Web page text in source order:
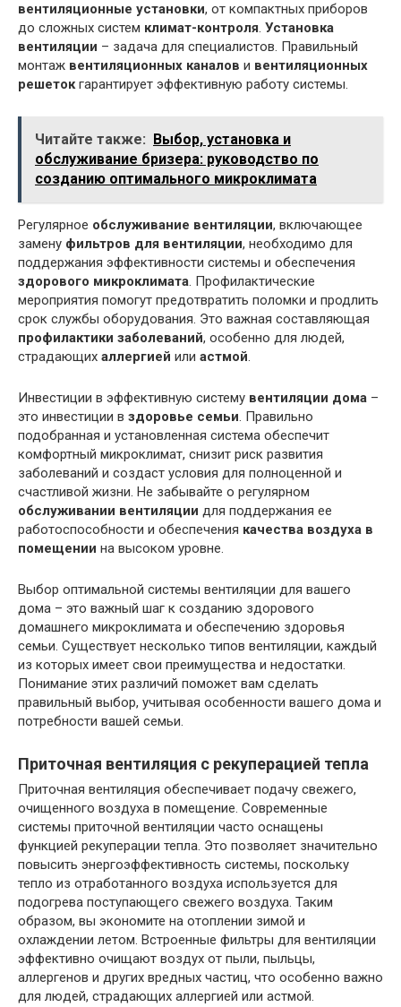
вентиляционные установки, от компактных приборов
до сложных систем климат-контроля. Установка
вентиляции – задача для специалистов. Правильный
монтаж вентиляционных каналов и вентиляционных
решетокгарантирует эффективную работу системы.
Читайте также: Выбор, установка и
обслуживание бризера: руководство по
созданию оптимального микроклимата
Регулярное обслуживание вентиляции, включающее
замену фильтров для вентиляции, необходимо для
поддержания эффективности системы и обеспечения
здорового микроклимата. Профилактические
мероприятия помогут предотвратить поломки и продлить
срок службы оборудования. Это важная составляющая
профилактики заболеваний, особенно для людей,
страдающих аллергией или астмой.
Инвестиции в эффективную систему вентиляции дома –
это инвестиции в здоровье семьи. Правильно
подобранная и установленная система обеспечит
комфортный микроклимат, снизит риск развития
заболеваний и создаст условия для полноценной и
счастливой жизни. Не забывайте о регулярном
обслуживании вентиляции для поддержания ее
работоспособности и обеспечения качества воздуха в
помещении на высоком уровне.
Выбор оптимальной системы вентиляции для вашего
дома – это важный шаг к созданию здорового
домашнего микроклимата и обеспечению здоровья
семьи. Существует несколько типов вентиляции, каждый
из которых имеет свои преимущества и недостатки.
Понимание этих различий поможет вам сделать
правильный выбор, учитывая особенности вашего дома и
потребности вашей семьи.
Приточная вентиляция с рекуперацией тепла
Приточная вентиляция обеспечивает подачу свежего,
очищенного воздуха в помещение. Современные
системы приточной вентиляции часто оснащены
функцией рекуперации тепла. Это позволяет значительно
повысить энергоэффективность системы, поскольку
тепло из отработанного воздуха используется для
подогрева поступающего свежего воздуха. Таким
образом, вы экономите на отоплении зимой и
охлаждении летом. Встроенные фильтры для вентиляции
эффективно очищают воздух от пыли, пыльцы,
аллергенов и других вредных частиц, что особенно важно
для людей, страдающих аллергией или астмой.